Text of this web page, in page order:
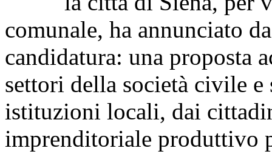
comunale, ha annunciato
candidatura: una proposta
settori della società civile e
istituzioni locali, dai
imprenditoriale produttivo